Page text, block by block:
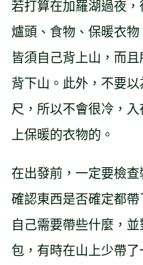
若打算在加羅湖過夜
爐頭、食物、保暖衣
皆須自己背上山，而
背下山。此外，不要
尺，所以不會很冷，
上保暖的衣物的。
在出發前，一定要檢
確認東西是否確定都
自己需要帶些什麼，
包，有時在山上少帶